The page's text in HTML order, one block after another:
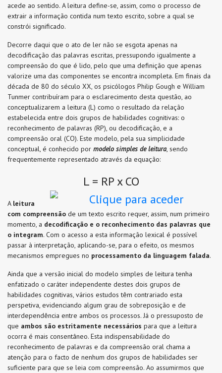
acede ao sentido. A leitura define-se, assim, como o processo de
extrair a informação contida num texto escrito, sobre a qual se
constrói significado.
Decorre daqui que o ato de ler não se esgota apenas na
decodificação das palavras escritas, pressupondo igualmente a
compreensão do que é lido, pelo que uma definição que apenas
valorize uma das componentes se encontra incompleta. Em finais da
década de 80 do século XX, os psicólogos Philip Gough e William
Tunmer contribuíram para o esclarecimento desta questão, ao
conceptualizarem a leitura (L) como o resultado da relação
estabelecida entre dois grupos de habilidades cognitivas: o
reconhecimento de palavras (RP), ou decodificação, e a
compreensão oral (CO). Este modelo, pela sua simplicidade
conceptual, é conhecido por modelo simples de leitura, sendo
frequentemente representado através da equação:
L = RP x CO
A leitura
com compreensão de um texto escrito requer, assim, num primeiro
momento, a decodificação e o reconhecimento das palavras que
o integram. Com o acesso a esta informação lexical é possível
passar à interpretação, aplicando-se, para o efeito, os mesmos
mecanismos empregues no processamento da linguagem falada.
Ainda que a versão inicial do modelo simples de leitura tenha
enfatizado o caráter independente destes dois grupos de
habilidades cognitivas, vários estudos têm contrariado esta
perspetiva, evidenciando algum grau de sobreposição e de
interdependência entre ambos os processos. Já o pressuposto de
que ambos são estritamente necessários para que a leitura
ocorra é mais consentâneo. Esta indispensabilidade do
reconhecimento de palavras e da compreensão oral chama a
atenção para o facto de nenhum dos grupos de habilidades ser
suficiente para que se leia com compreensão. Ao assumirmos que